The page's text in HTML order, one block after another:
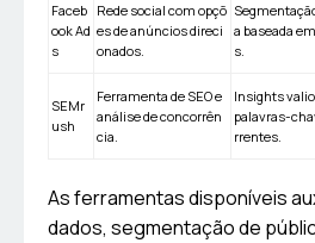
Faceb
ook Ad
s
Rede social com opçõ
es de anúncios direci
onados.
a baseada
s.
SEMr
ush
Ferramenta de SEO e
análise de concorrên
cia.
Insights
palavras-
rrentes.
As ferramentas disponíveis
dados, segmentação de